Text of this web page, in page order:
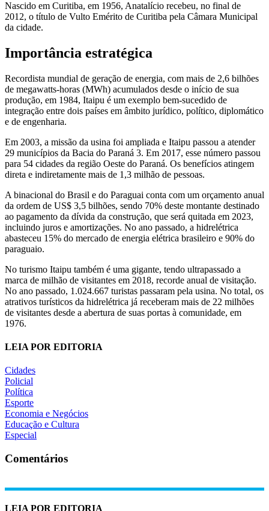
Nascido em Curitiba, em 1956, Anatalício recebeu, no final de
2012, o título de Vulto Emérito de Curitiba pela Câmara Municipal
da cidade.
Importância estratégica
Recordista mundial de geração de energia, com mais de 2,6 bilhões
de megawatts-horas (MWh) acumulados desde o início de sua
produção, em 1984, Itaipu é um exemplo bem-sucedido de
integração entre dois países em âmbito jurídico, político, diplomático
e de engenharia.
Em 2003, a missão da usina foi ampliada e Itaipu passou a atender
29 municípios da Bacia do Paraná 3. Em 2017, esse número passou
para 54 cidades da região Oeste do Paraná. Os benefícios atingem
direta e indiretamente mais de 1,3 milhão de pessoas.
A binacional do Brasil e do Paraguai conta com um orçamento anual
da ordem de US$ 3,5 bilhões, sendo 70% deste montante destinado
ao pagamento da dívida da construção, que será quitada em 2023,
incluindo juros e amortizações. No ano passado, a hidrelétrica
abasteceu 15% do mercado de energia elétrica brasileiro e 90% do
paraguaio.
No turismo Itaipu também é uma gigante, tendo ultrapassado a
marca de milhão de visitantes em 2018, recorde anual de visitação.
No ano passado, 1.024.667 turistas passaram pela usina. No total, os
atrativos turísticos da hidrelétrica já receberam mais de 22 milhões
de visitantes desde a abertura de suas portas à comunidade, em
1976.
LEIA POR EDITORIA
Cidades
Policial
Política
Esporte
Economia e Negócios
Educação e Cultura
Especial
Comentários
LEIA POR EDITORIA